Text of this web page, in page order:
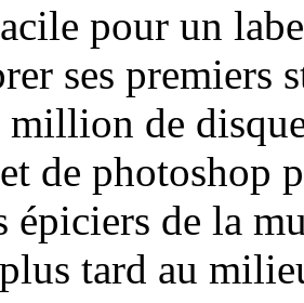
pour un
ses premiers
de
de photoshop
épiciers de la
tard au